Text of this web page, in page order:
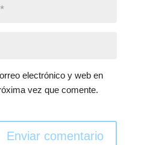
electrónico y web en
vez que comente.
Enviar comentario